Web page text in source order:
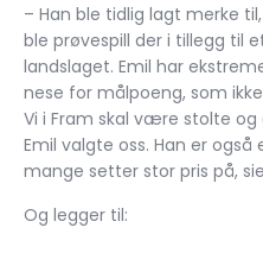
– Han ble tidlig lagt merke
ble prøvespill der i tillegg til
landslaget. Emil har
nese for målpoeng, som
Vi i Fram skal være stolte
Emil valgte oss. Han er
mange setter stor pris på,
Og legger til: